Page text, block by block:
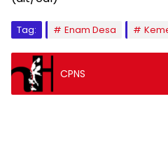
Tag: Enam Desa
CPNS